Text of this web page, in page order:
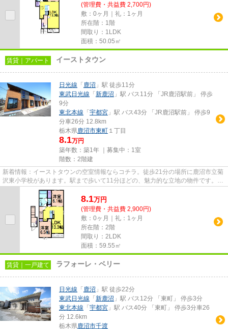
(管理費・共益費 2,700円)
敷：0ヶ月｜礼：1ヶ月
所在階：1階
間取り：1LDK
面積：50.05㎡
賃貸｜アパート イーストタウン
日光線 「 鹿沼 」駅 徒歩11分
東武日光線 「 新鹿沼 」駅 バス11分 「JR鹿沼駅前」 停歩
9分
東北本線 「 宇都宮 」駅 バス43分 「JR鹿沼駅前」 停歩9
分車26分 12.8km
栃木県鹿沼市東町 １丁目
8.1万円
築年数：築1年 ｜募集中： 1室
階数：2階建
新着情報：イーストタウンの空室情報ならコチラ。徒歩21分の場所に鹿沼市立菊
沢東小学校があります。駅まで歩いて11分ほどの、魅力的な立地の物件です。築
浅で、設備もそろっている物...
8.1万円
(管理費・共益費 2,900円)
敷：0ヶ月｜礼：1ヶ月
所在階：2階
間取り：2LDK
面積：59.55㎡
賃貸｜一戸建て ラフォーレ・ベリー
日光線 「 鹿沼 」駅 徒歩22分
東武日光線 「 新鹿沼 」駅 バス12分 「東町」 停歩3分
東北本線 「 宇都宮 」駅 バス40分 「東町」 停歩3分車26
分 12.6km
栃木県鹿沼市千渡